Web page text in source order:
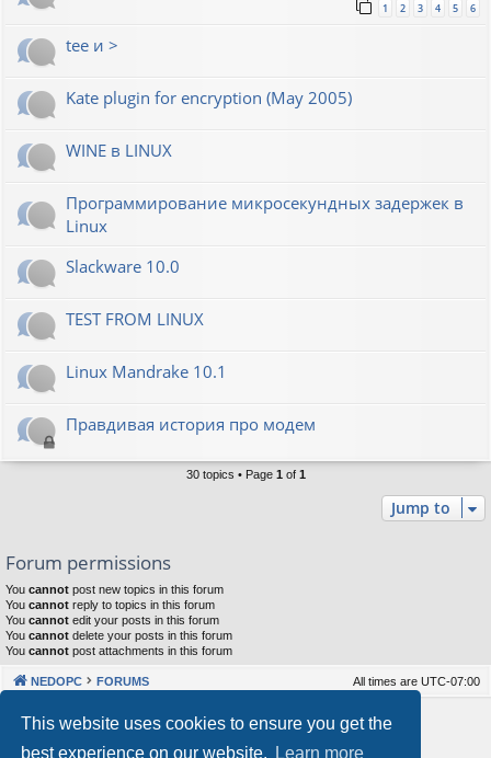
This website uses cookies to ensure you get the
best experience on our website.
Learn more
1 2 3 4 5 6
tee и >
Kate plugin for encryption (May 2005)
WINE в LINUX
Программирование микросекундных задержек в
Linux
Slackware 10.0
TEST FROM LINUX
Linux Mandrake 10.1
Правдивая история про модем
30 topics • Page 1 of 1
Jump to
Forum permissions
You cannot post new topics in this forum
You cannot reply to topics in this forum
You cannot edit your posts in this forum
You cannot delete your posts in this forum
You cannot post attachments in this forum
NEDOPC FORUMS All times are UTC-07:00
Powered by phpBB® Forum Software © phpBB Limited
Our VPS Hosting By RimuHosting